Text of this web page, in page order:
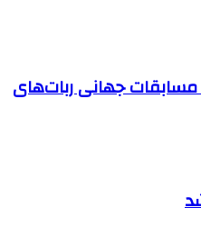
مسابقات جهانی ربات‌های